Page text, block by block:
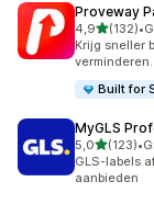
Proveway
4,9van 5
(132)
132 •
Krijg sneller
verminderen.
Built for
MyGLS
5,0van 5
(123)
123 •
GLS-labels
aanbieden